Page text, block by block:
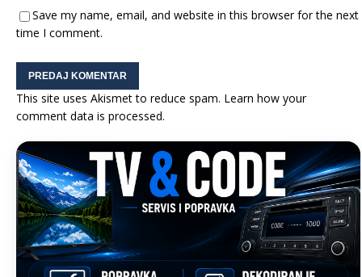
Save my name, email, and website in this browser for the next
time I comment.
This site uses Akismet to reduce spam. Learn how your
comment data is processed.